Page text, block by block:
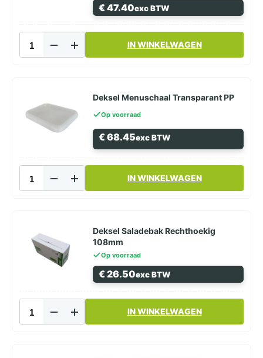
€47.40exc BTW
PP
0.25l
aantal
IN WINKELWAGEN
Deksel Menuschaal Transparant PP
Op voorraad
€68.45exc BTW
Menuschaal
Transparant
IN WINKELWAGEN
Deksel Saladebak Rechthoekig
108mm
Op voorraad
€26.50exc BTW
Saladebak
Rechthoekig
IN WINKELWAGEN